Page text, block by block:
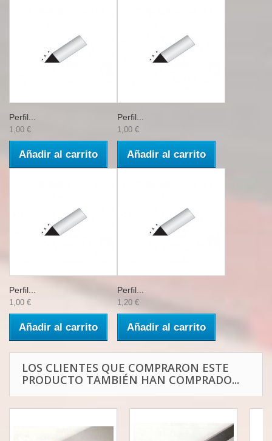
Perfil...
1,00 €
Añadir al carrito
Perfil...
1,00 €
Añadir al carrito
Perfil...
1,00 €
Añadir al carrito
Perfil...
1,20 €
Añadir al carrito
LOS CLIENTES QUE COMPRARON ESTE
PRODUCTO TAMBIÉN HAN COMPRADO...